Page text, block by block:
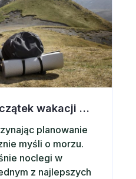
Zakopane na początek wakacji – dlaczego warto wybrać noclegi w górach?
planowanie
myśli o morzu.
noclegi w
z najlepszych